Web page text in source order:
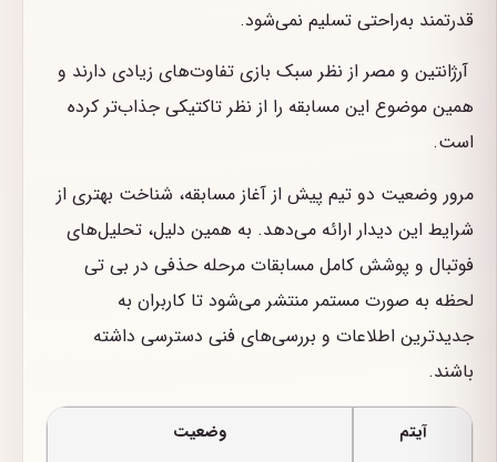
قدرتمند به‌راحتی تسلیم نمی‌شود.
آرژانتین و مصر از نظر سبک بازی تفاوت‌های زیادی دارند و
همین موضوع این مسابقه را از نظر تاکتیکی جذاب‌تر کرده
است.
مرور وضعیت دو تیم پیش از آغاز مسابقه، شناخت بهتری از
شرایط این دیدار ارائه می‌دهد. به همین دلیل، تحلیل‌های
فوتبال و پوشش کامل مسابقات مرحله حذفی در بی تی
لحظه به صورت مستمر منتشر می‌شود تا کاربران به
جدیدترین اطلاعات و بررسی‌های فنی دسترسی داشته
باشند.
آیتم وضعیت